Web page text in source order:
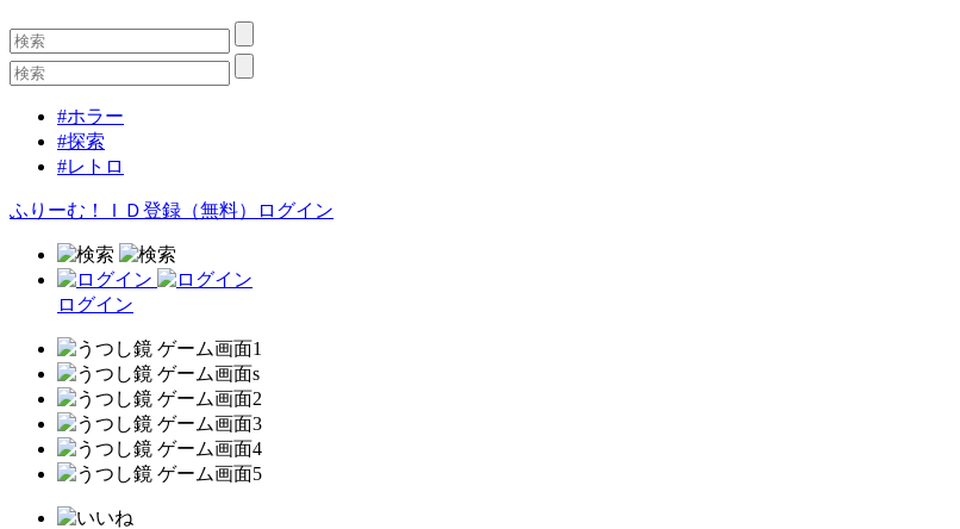
#ホラー
#探索
#レトロ
ふりーむ！ＩＤ登録（無料） ログイン
ログイン